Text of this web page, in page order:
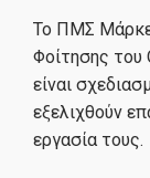
Το ΠΜΣ
Φοίτησης του
είναι
εξελιχθούν
εργασία τους.